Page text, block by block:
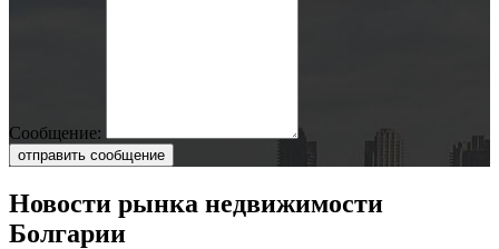
Сообщение:
отправить сообщение
Новости рынка недвижимости
Болгарии